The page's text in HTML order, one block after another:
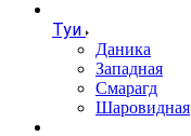
Туи
Даника
Западная
Смарагд
Шаровидная